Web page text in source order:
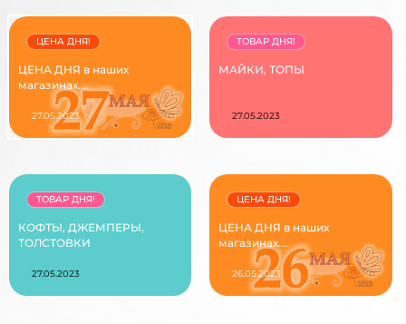
ЦЕНА ДНЯ в наших
магазинах....
ЦЕНА ДНЯ!
27.05.2023
МАЙКИ, ТОПЫ
ТОВАР ДНЯ!
27.05.2023
КОФТЫ, ДЖЕМПЕРЫ,
ТОЛСТОВКИ
ТОВАР ДНЯ!
27.05.2023
ЦЕНА ДНЯ в наших
магазинах....
ЦЕНА ДНЯ!
26.05.2023